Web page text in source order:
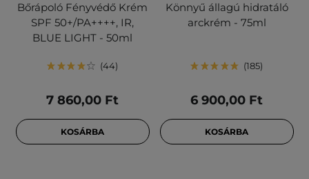
Bőrápoló Fényvédő Krém
SPF 50+/PA++++, IR,
BLUE LIGHT - 50ml
44
7 860,00 Ft
KOSÁRBA
Könnyű állagú hidratáló
arckrém - 75ml
185
6 900,00 Ft
KOSÁRBA